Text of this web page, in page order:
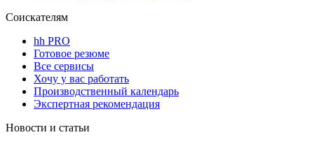
Соискателям
hh PRO
Готовое резюме
Все сервисы
Хочу у вас работать
Производственный календарь
Экспертная рекомендация
Новости и статьи